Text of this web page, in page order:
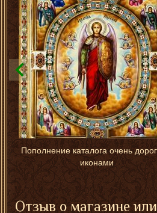
Пополнение каталога очень
иконами
Отзыв о магазине